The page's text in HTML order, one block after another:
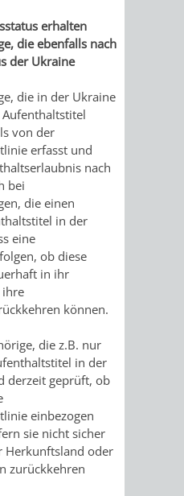
ANETCAVAILLON
IMOLALUTHERSTADT
RAMAT
GAN
VARCES
ALLIÈRES
ET
RISSET
HOHENSACHSEN
EINRICHTUNGEN
EINRICHTUNGEN
ORTSVEREINE
GESCHICHTE
erhalten
die ebenfalls nach
der Ukraine
die in der Ukraine
von der
erfasst und
nach
bei
die einen
in der
eine
ob diese
in ihr
ihre
können.
die z.B. nur
in der
derzeit geprüft, ob
einbezogen
sie nicht sicher
Herkunftsland oder
zurückkehren